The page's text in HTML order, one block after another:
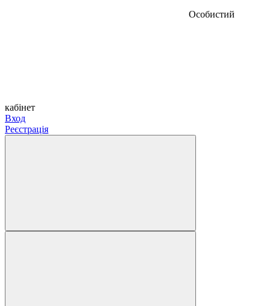
Особистий
кабінет
Вход
Реєстрація